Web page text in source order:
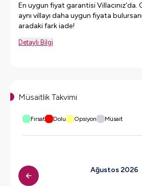
En uygun fiyat garantisi Villacınız'da.
aynı villayı daha uygun fiyata
aradaki fark iade!
Detaylı Bilgi
Müsaitlik Takvimi
Fırsat Dolu Opsiyon Müsait
Ağustos 2026